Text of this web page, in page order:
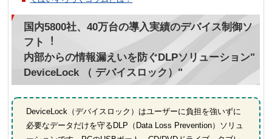
国内5800社、40万台の導⼊実績のデバイス制御ソ
フト︕
内部からの情報漏えいを防ぐDLPソリューション"
DeviceLock （ デバイスロック）"
DeviceLock（デバイスロック）はユーザーに負担を強いずに
必要なデータだけを守るDLP（Data Loss Prevention）ソリュ